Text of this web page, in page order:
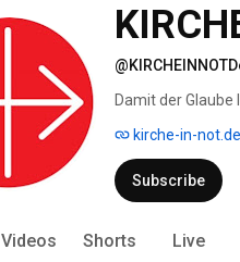
Damit der Glaube
👍🏼! Wenn Du
kirche-in-not.de
Subscribe
Videos Shorts Live